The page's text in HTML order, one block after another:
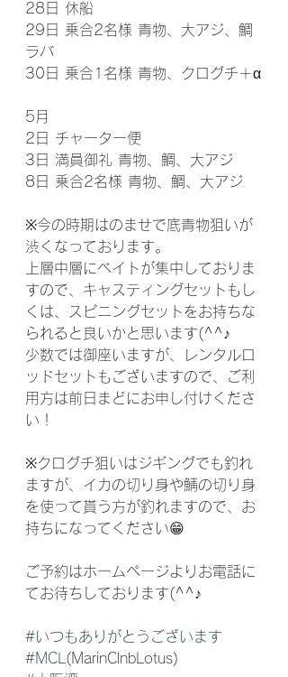
28日 休船
29日 乗合2名様 青物、大アジ、鯛
ラバ
30日 乗合1名様 青物、クログチ＋‪α
5月
2日 チャーター便
3日 満員御礼 青物、鯛、大アジ
8日 乗合2名様 青物、鯛、大アジ
※今の時期はのませで底青物狙いが
渋くなっております。
上層中層にベイトが集中しておりま
すので、キャスティングセットもし
くは、スピニングセットをお持ちな
られると良いかと思います(^^♪
少数では御座いますが、レンタルロ
ッドセットもございますので、ご利
用方は前日まどにお申し付けくださ
い！
※クログチ狙いはジギングでも釣れ
ますが、イカの切り身や鯖の切り身
を使って貰う方が釣れますので、お
持ちになってください😁
ご予約はホームページよりお電話に
てお待ちしております(^^♪
#いつもありがとうございます
#MCL (MarinClnbLotus)